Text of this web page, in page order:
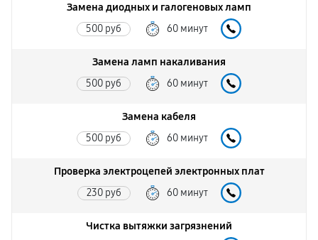
Замена диодных и галогеновых ламп
500 руб 60 минут
Замена ламп накаливания
500 руб 60 минут
Замена кабеля
500 руб 60 минут
Проверка электроцепей электронных плат
230 руб 60 минут
Чистка вытяжки загрязнений